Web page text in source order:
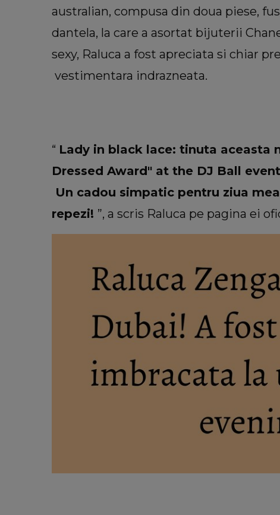
australian, compusa din doua piese,
dantela, la care a asortat bijuterii
sexy, Raluca a fost apreciata si chiar
vestimentara indrazneata.
“ Lady in black lace: tinuta aceasta
Dressed Award" at the DJ Ball
Un cadou simpatic pentru ziua
repezi! ”, a scris Raluca pe pagina ei
INFORMATIILE ZILEI
Sora lui Mario Berinde,
cutremurătoare despre decesul
său. Ce spune tânăra despre
în care adolescentul și-a pierdut